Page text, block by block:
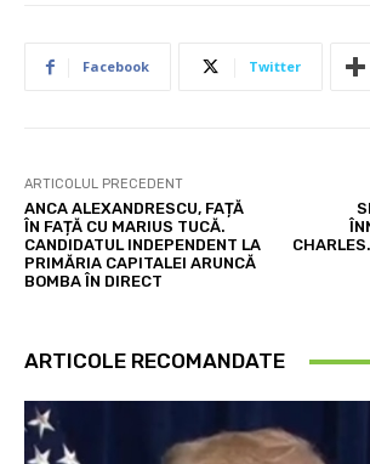
Facebook Twitter
ARTICOLUL PRECEDENT
ANCA ALEXANDRESCU, FAȚĂ
ÎN FAȚĂ CU MARIUS TUCĂ.
CANDIDATUL INDEPENDENT LA
PRIMĂRIA CAPITALEI ARUNCĂ
BOMBA ÎN DIRECT
ARTICOLE RECOMANDATE